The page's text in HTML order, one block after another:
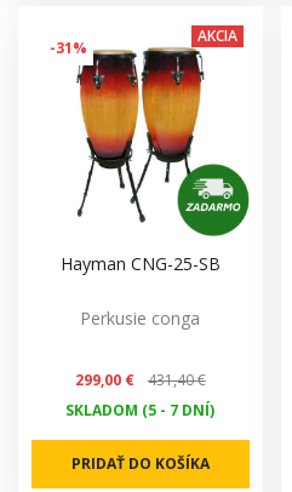
-31%
AKCIA
Hayman CNG-25-SB
Perkusie conga
299,00 €
431,40 €
SKLADOM (5 - 7 DNÍ)
PRIDAŤ DO KOŠÍKA